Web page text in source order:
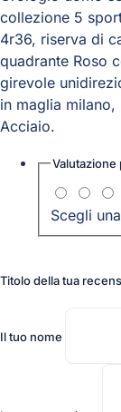
collezione 5
4r36, riserva di
quadrante Roso
girevole
in maglia milano,
Acciaio.
Valutazione
Scegli
Titolo della tua
Il tuo nome